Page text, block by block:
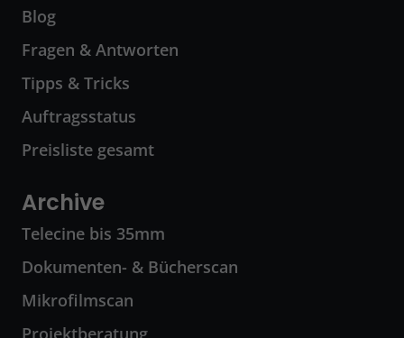
Blog
Fragen & Antworten
Tipps & Tricks
Auftragsstatus
Preisliste gesamt
Archive
Telecine bis 35mm
Dokumenten- & Bücherscan
Mikrofilmscan